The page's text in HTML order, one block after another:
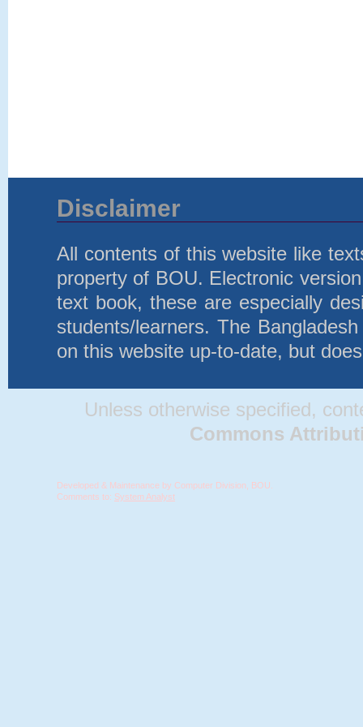
Disclaimer
All contents of this website like
property of BOU. Electronic
text book, these are especially
students/learners. The
on this website up-to-date, but
Unless otherwise specified,
Commons
Developed & Maintenance by Computer Division, BOU.
Comments to: System Analyst